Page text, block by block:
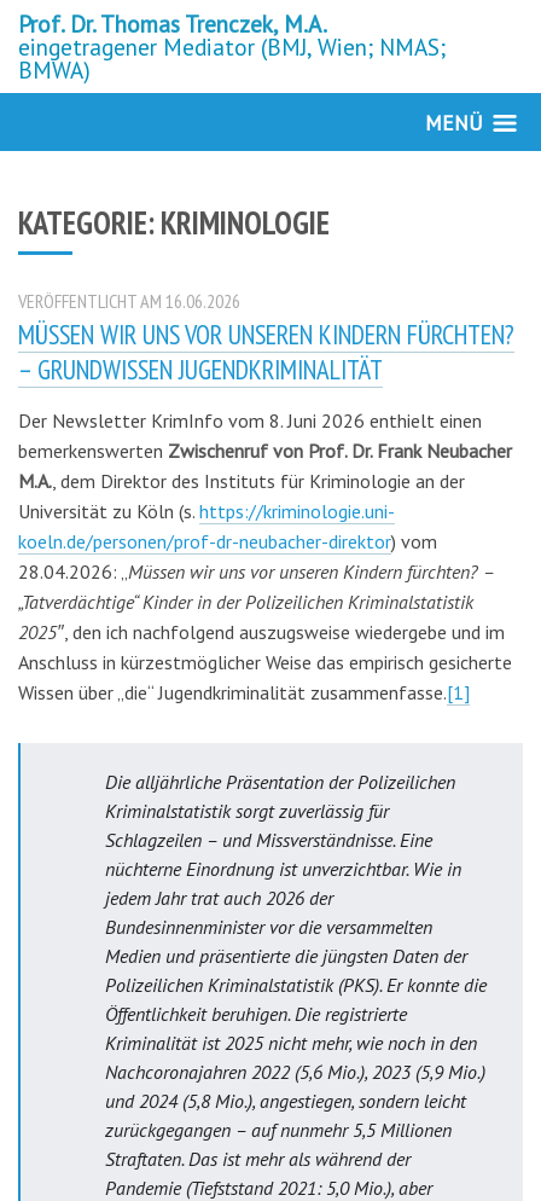
Prof. Dr. Thomas Trenczek, M.A.
eingetragener Mediator (BMJ, Wien; NMAS;
BMWA)
MENÜ
KATEGORIE: KRIMINOLOGIE
VERÖFFENTLICHT AM 16.06.2026
MÜSSEN WIR UNS VOR UNSEREN KINDERN FÜRCHTEN?
– GRUNDWISSEN JUGENDKRIMINALITÄT
Der Newsletter KrimInfo vom 8. Juni 2026 enthielt einen
bemerkenswerten Zwischenruf von Prof. Dr. Frank Neubacher
M.A., dem Direktor des Instituts für Kriminologie an der
Universität zu Köln (s. https://kriminologie.uni-
koeln.de/personen/prof-dr-neubacher-direktor) vom
28.04.2026: „Müssen wir uns vor unseren Kindern fürchten? –
„Tatverdächtige“ Kinder in der Polizeilichen Kriminalstatistik
2025″, den ich nachfolgend auszugsweise wiedergebe und im
Anschluss in kürzestmöglicher Weise das empirisch gesicherte
Wissen über „die“ Jugendkriminalität zusammenfasse.[1]
Die alljährliche Präsentation der Polizeilichen
Kriminalstatistik sorgt zuverlässig für
Schlagzeilen – und Missverständnisse. Eine
nüchterne Einordnung ist unverzichtbar. Wie in
jedem Jahr trat auch 2026 der
Bundesinnenminister vor die versammelten
Medien und präsentierte die jüngsten Daten der
Polizeilichen Kriminalstatistik (PKS). Er konnte die
Öffentlichkeit beruhigen. Die registrierte
Kriminalität ist 2025 nicht mehr, wie noch in den
Nachcoronajahren 2022 (5,6 Mio.), 2023 (5,9 Mio.)
und 2024 (5,8 Mio.), angestiegen, sondern leicht
zurückgegangen – auf nunmehr 5,5 Millionen
Straftaten. Das ist mehr als während der
Pandemie (Tiefststand 2021: 5,0 Mio.), aber